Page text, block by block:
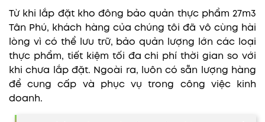
Từ khi lắp đặt kho đông bảo quản thực phẩm 27m3
Tân Phú, khách hàng của chúng tôi đã vô cùng hài
lòng vì có thể lưu trữ, bảo quản lượng lớn các loại
thực phẩm, tiết kiệm tối đa chi phí thời gian so với
khi chưa lắp đặt. Ngoài ra, luôn có sẵn lượng hàng
để cung cấp và phục vụ trong công việc kinh
doanh.